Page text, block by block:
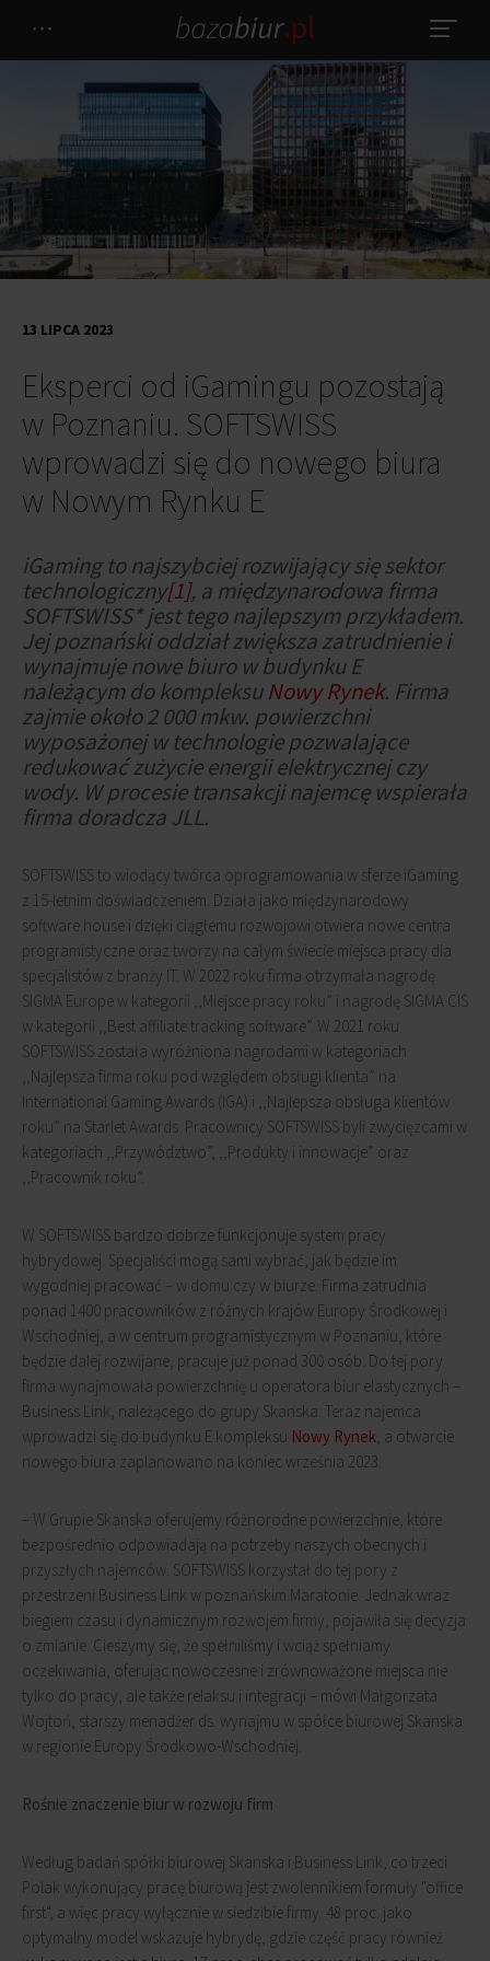
Eksperci od iGamingu pozostają
w Poznaniu. SOFTSWISS
wprowadzi się do nowego biura
w Nowym Rynku E
13 LIPCA 2023
iGaming to najszybciej rozwijający się sektor
technologiczny[1], a międzynarodowa firma
SOFTSWISS* jest tego najlepszym przykładem.
Jej poznański oddział zwiększa zatrudnienie i
wynajmuje nowe biuro w budynku E
należącym do kompleksuNowy Rynek. Firma
zajmie około 2 000 mkw. powierzchni
wyposażonej w technologie pozwalające
redukować zużycie energii elektrycznej czy
wody. W procesie transakcji najemcę wspierała
firma doradcza JLL.
SOFTSWISS to wiodący twórca oprogramowania w sferze iGaming
z 15-letnim doświadczeniem. Działa jako międzynarodowy
software house i dzięki ciągłemu rozwojowi otwiera nowe centra
programistyczne oraz tworzy na całym świecie miejsca pracy dla
specjalistów z branży IT. W 2022 roku firma otrzymała nagrodę
SIGMA Europe w kategorii ,,Miejsce pracy roku” i nagrodę SIGMA CIS
w kategorii ,,Best affiliate tracking software”. W 2021 roku
SOFTSWISS została wyróżniona nagrodami w kategoriach
,,Najlepsza firma roku pod względem obsługi klienta” na
International Gaming Awards (IGA) i ,,Najlepsza obsługa klientów
roku” na Starlet Awards. Pracownicy SOFTSWISS byli zwycięzcami w
kategoriach ,,Przywództwo”, ,,Produkty i innowacje” oraz
,,Pracownik roku”.
W SOFTSWISS bardzo dobrze funkcjonuje system pracy
hybrydowej. Specjaliści mogą sami wybrać, jak będzie im
wygodniej pracować – w domu czy w biurze. Firma zatrudnia
ponad 1400 pracowników z różnych krajów Europy Środkowej i
Wschodniej, a w centrum programistycznym w Poznaniu, które
będzie dalej rozwijane, pracuje już ponad 300 osób. Do tej pory
firma wynajmowała powierzchnię u operatora biur elastycznych –
Business Link, należącego do grupy Skanska. Teraz najemca
wprowadzi się do budynku E kompleksu Nowy Rynek, a otwarcie
nowego biura zaplanowano na koniec września 2023.
– W Grupie Skanska oferujemy różnorodne powierzchnie, które
bezpośrednio odpowiadają na potrzeby naszych obecnych i
przyszłych najemców. SOFTSWISS korzystał do tej pory z
przestrzeni Business Link w poznańskim Maratonie. Jednak wraz
biegiem czasu i dynamicznym rozwojem firmy, pojawiła się decyzja
o zmianie. Cieszymy się, że spełniliśmy i wciąż spełniamy
oczekiwania, oferując nowoczesne i zrównoważone miejsca nie
tylko do pracy, ale także relaksu i integracji – mówi Małgorzata
Wojtoń, starszy menadżer ds. wynajmu w spółce biurowej Skanska
w regionie Europy Środkowo-Wschodniej.
Rośnie znaczenie biur w rozwoju firm
Według badań spółki biurowej Skanska i Business Link, co trzeci
Polak wykonujący pracę biurową jest zwolennikiem formuły "office
first", a więc pracy wyłącznie w siedzibie firmy. 48 proc. jako
optymalny model wskazuje hybrydę, gdzie część pracy również